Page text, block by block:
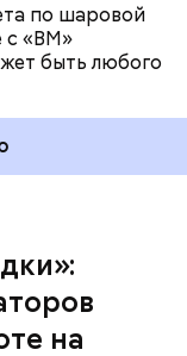
по шаровой
с «ВМ»
быть любого
на
Сказали,
отряд. Через
сторону
множество